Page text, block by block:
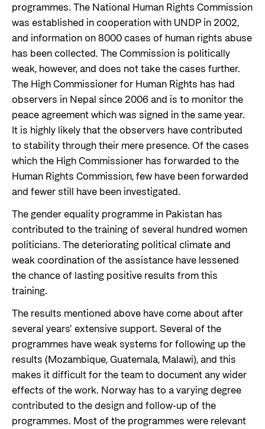
programmes. The National Human Rights Commission
was established in cooperation with UNDP in 2002,
and information on 8000 cases of human rights abuse
has been collected. The Commission is politically
weak, however, and does not take the cases further.
The High Commissioner for Human Rights has had
observers in Nepal since 2006 and is to monitor the
peace agreement which was signed in the same year.
It is highly likely that the observers have contributed
to stability through their mere presence. Of the cases
which the High Commissioner has forwarded to the
Human Rights Commission, few have been forwarded
and fewer still have been investigated.
The gender equality programme in Pakistan has
contributed to the training of several hundred women
politicians. The deteriorating political climate and
weak coordination of the assistance have lessened
the chance of lasting positive results from this
training.
The results mentioned above have come about after
several years’ extensive support. Several of the
programmes have weak systems for following up the
results (Mozambique, Guatemala, Malawi), and this
makes it difficult for the team to document any wider
effects of the work. Norway has to a varying degree
contributed to the design and follow-up of the
programmes. Most of the programmes were relevant